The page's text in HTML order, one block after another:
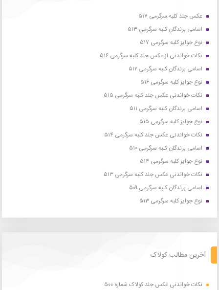
عکس جلد کلبه سرگرمی ۵۱۷
اسامی برندگان کلبه سرگرمی ۵۱۳
نوع جوایز کلبه سرگرمی ۵۱۷
نکات خواندنی از عکس جلد کلبه سرگرمی ۵۱۶
اسامی برندگان کلبه سرگرمی ۵۱۲
نوع جوایز کلبه سرگرمی ۵۱۶
نکات خواندنی عکس جلد کلبه سرگرمی ۵۱۵
اسامی برندگان کلبه سرگرمی ۵۱۱
نوع جوایز کلبه سرگرمی ۵۱۵
نکات خواندنی عکس جلد کلبه سرگرمی ۵۱۴
اسامی برندگان کلبه سرگرمی ۵۱۰
نوع جوایز کلبه سرگرمی ۵۱۴
نکات خواندنی عکس جلد کلبه سرگرمی ۵۱۳
اسامی برندگان کلبه سرگرمی ۵۰۹
نوع جوایز کلبه سرگرمی ۵۱۳
آخرین مطالب کولاک
نکات خواندنی عکس جلد کولاک شماره ۵۰۰